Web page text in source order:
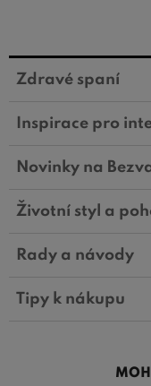
Zdravé spaní
Inspirace pro
Novinky na
Životní styl a
Rady a návody
Tipy k nákupu